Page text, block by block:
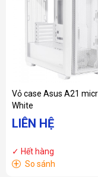
Vỏ case Asus A21
White
LIÊN HỆ
✓ Hết hàng
+ So sánh